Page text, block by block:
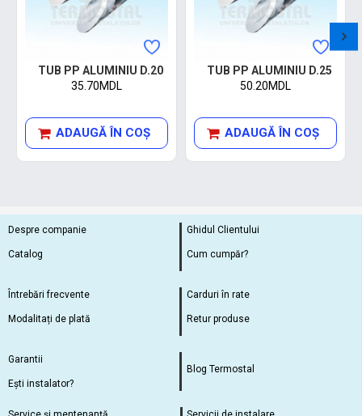
TUB PP ALUMINIU D.20
35.70MDL
ADAUGĂ ÎN COŞ
TUB PP ALUMINIU D.25
50.20MDL
ADAUGĂ ÎN COŞ
Despre companie
Catalog
Ghidul Clientului
Cum cumpăr?
Întrebări frecvente
Modalitați de plată
Carduri în rate
Retur produse
Garantii
Ești instalator?
Blog Termostal